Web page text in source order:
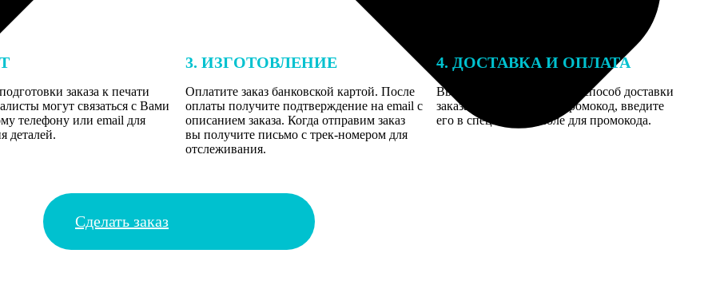
заказа к печати
могут связаться с Вами
телефону или email для
деталей.
3. ИЗГОТОВЛЕНИЕ
Оплатите заказ банковской картой. После
оплаты получите подтверждение на email с
описанием заказа. Когда отправим заказ
вы получите письмо с трек-номером для
отслеживания.
4. ДОСТАВКА И ОПЛАТА
Введите адрес и выберите способ доставки
заказа. Если у вас есть промокод, введите
его в специальное поле для промокода.
Сделать заказ